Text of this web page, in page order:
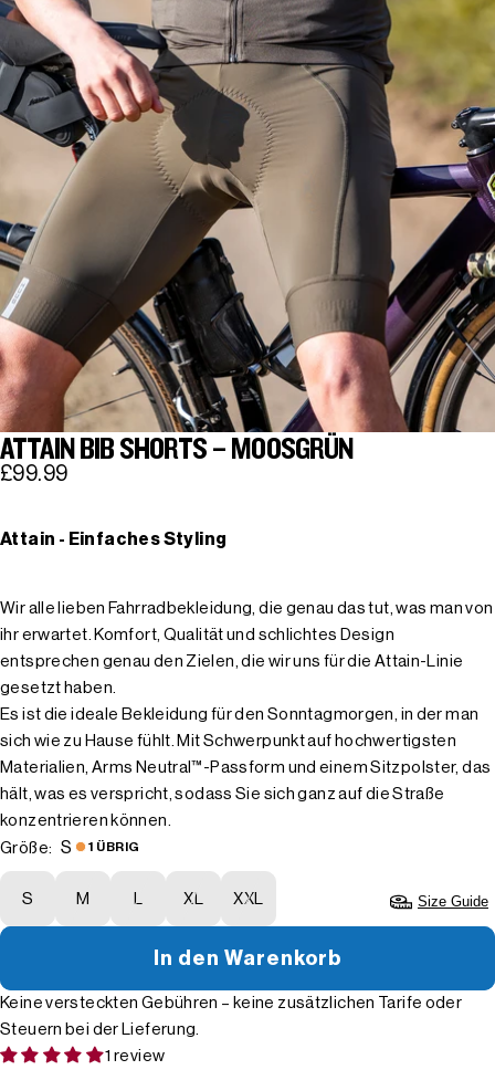
ATTAIN BIB SHORTS – MOOSGRÜN
£99.99
Attain - Einfaches Styling
Wir alle lieben Fahrradbekleidung, die genau das tut, was man von
ihr erwartet. Komfort, Qualität und schlichtes Design
entsprechen genau den Zielen, die wir uns für die Attain-Linie
gesetzt haben.
Es ist die ideale Bekleidung für den Sonntagmorgen, in der man
sich wie zu Hause fühlt. Mit Schwerpunkt auf hochwertigsten
Materialien, Arms Neutral™-Passform und einem Sitzpolster, das
hält, was es verspricht, sodass Sie sich ganz auf die Straße
konzentrieren können.
Größe:
S 1 ÜBRIG
S M L XL XXL Size Guide
In den Warenkorb
Keine versteckten Gebühren – keine zusätzlichen Tarife oder
Steuern bei der Lieferung.
1 review